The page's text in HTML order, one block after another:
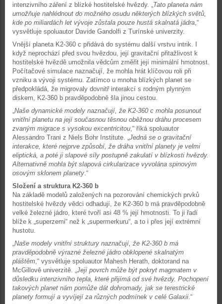
intenzivního záření z blízké hostitelské hvězdy. „ Tato planeta nám
umožňuje nahlédnout do možného osudu některých blízkých světů,
kde po miliardách let vývoje zůstala pouze hustá skalnatá jádra ,“
vysvětluje spoluautor Davide Gandolfi z Turínské univerzity.
Vnější planeta K2-360 c přidává do systému další vrstvu intrik. I
když neprochází před svou hvězdou, její gravitační přitažlivost k
hostitelské hvězdě umožnila vědcům změřit její minimální hmotnost.
Počítačové simulace naznačují, že mohla hrát klíčovou roli při
vzniku a vývoji systému. Zatímco u mnoha blízkých planet se
předpokládá, že migrovaly dovnitř interakcí s rodným plynným
diskem, K2-360 b pravděpodobně šla jinou cestou.
Naše dynamické modely naznačují, že K2-360 c mohla posunout
vnitřní planetu na její současnou těsnou oběžnou dráhu procesem
zvaným migrace s vysokou excentricitou ,“ říká spoluautor
Alessandro Trani z Niels Bohr Institute. „ Jedná se o gravitační
interakce, které nejprve způsobí, že dráha vnitřní planety je velmi
eliptická, a poté ji slapové síly postupně zakulatí v blízkosti hvězdy.
Alternativně mohla být slapová cirkularizace vyvolána spinovým
osovým sklonem planety .“
Složení a struktura K2-360 b
Na základě modelů založených na pozorování chemických prvků
hostitelské hvězdy vědci odhadují, že K2-360 b má pravděpodobně
velké železné jádro, které tvoří asi 48 % její hmotnosti. To ji řadí
blíže k „superzemi“ než k „supermerkuru“, a to i přes její extrémní
hustotu.
Naše modely vnitřní struktury naznačují, že K2-360 b má
pravděpodobně výrazné železné jádro obklopené skalnatým
pláštěm ,“ vysvětluje spoluautor Mahesh Herath, doktorand na
McGillově univerzitě. „ Její povrch může být pokryt magmatem v
důsledku intenzivního tepla, které přijímá od své hvězdy. Pochopení
takových planet nám pomůže dát dohromady, jak se terestrické
planety formují a vyvíjejí za různých podmínek v celé Galaxii .“